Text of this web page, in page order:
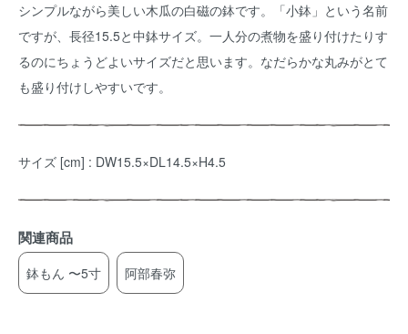
シンプルながら美しい木瓜の白磁の鉢です。「小鉢」という名前
ですが、長径15.5と中鉢サイズ。一人分の煮物を盛り付けたりす
るのにちょうどよいサイズだと思います。なだらかな丸みがとて
も盛り付けしやすいです。
サイズ [cm] : DW15.5×DL14.5×H4.5
関連商品
鉢もん 〜5寸 阿部春弥